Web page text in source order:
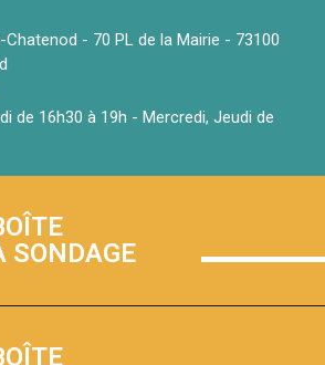
Chatenod - 70 PL de la Mairie - 73100
de 16h30 à 19h - Mercredi, Jeudi de
SONDAGE